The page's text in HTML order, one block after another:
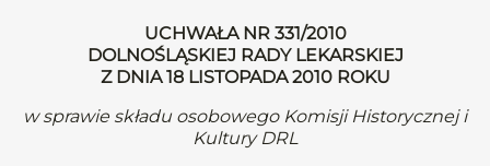
UCHWAŁA NR 331/2010
DOLNOŚLĄSKIEJ RADY LEKARSKIEJ
Z DNIA 18 LISTOPADA 2010 ROKU
w sprawie składu osobowego Komisji Historycznej i
Kultury DRL